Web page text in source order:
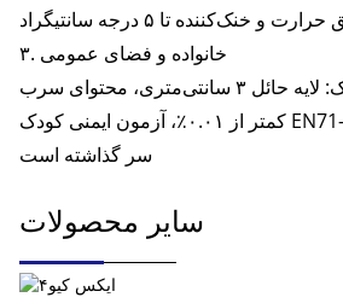
و خنک‌کننده تا ۵ درجه سانتیگراد
۳. خانواده و فضای عمومی
چمن ایمنی مهدکودک: لایه حائل ۳ سانتی‌متری، محتوای سرب
کمتر از ۰.۰۱٪، آزمون ایمنی کودک EN71-3 را با موفقیت پشت
سر گذاشته است
سایر محصولات